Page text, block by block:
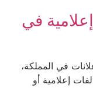
في
في المملكة،
أو